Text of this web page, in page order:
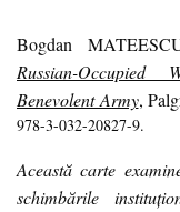
Bogdan
Russian-
Benevolent Army,
978-3-032-20827-9.
Această carte
schimbările